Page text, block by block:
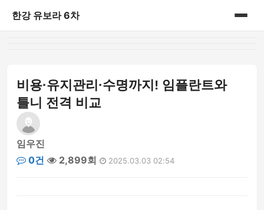
한강 유보라 6차
비용·유지관리·수명까지! 임플란트와
틀니 전격 비교
임우진
0건
2,899회 2025.03.03 02:54